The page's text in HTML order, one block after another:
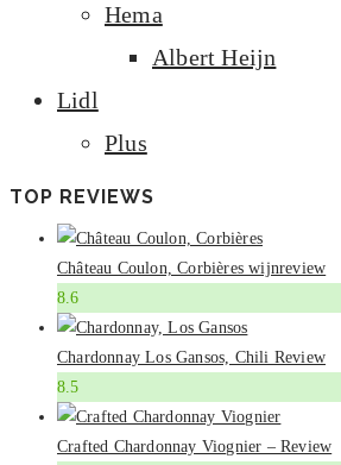
Hema
Albert Heijn
Lidl
Plus
TOP REVIEWS
Château Coulon, Corbières wijnreview
8.6
Chardonnay Los Gansos, Chili Review
8.5
Crafted Chardonnay Viognier – Review